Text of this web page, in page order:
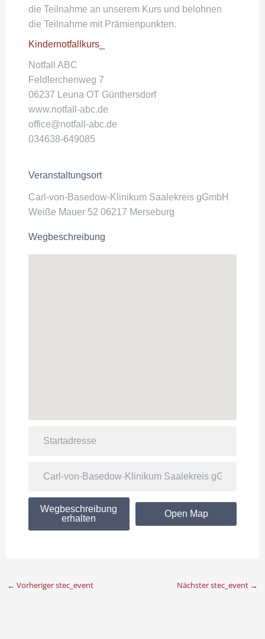
die Teilnahme an unserem Kurs und belohnen
die Teilnahme mit Prämienpunkten.
Kindernotfallkurs_
Notfall ABC
Feldlerchenweg 7
06237 Leuna OT Günthersdorf
www.notfall-abc.de
office@notfall-abc.de
034638-649085
Veranstaltungsort
Carl-von-Basedow-Klinikum Saalekreis gGmbH
Weiße Mauer 52 06217 Merseburg
Wegbeschreibung
Wegbeschreibung
erhalten
Open Map
← Vorheriger stec_event Nächster stec_event →